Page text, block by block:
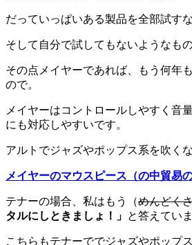
だっていっぱいある製品を全部試す
そして自分で試してもないようなも
その点メイヤーであれば、もう何年
ので。
メイヤーはコントロールしやすく音
にも対応しやすいです。
アルトでジャズやポップス系を吹く
メイヤーのマウスピース（の中貿易の
テナーの場合、私はもう（めんどく
タルにしときましょ！」 と答えていま
こちらもテナーででジャズやポップ